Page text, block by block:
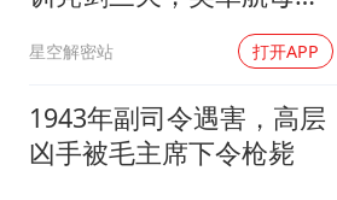
星空解密站 打开APP
1943年副司令遇害，高层
凶手被毛主席下令枪毙